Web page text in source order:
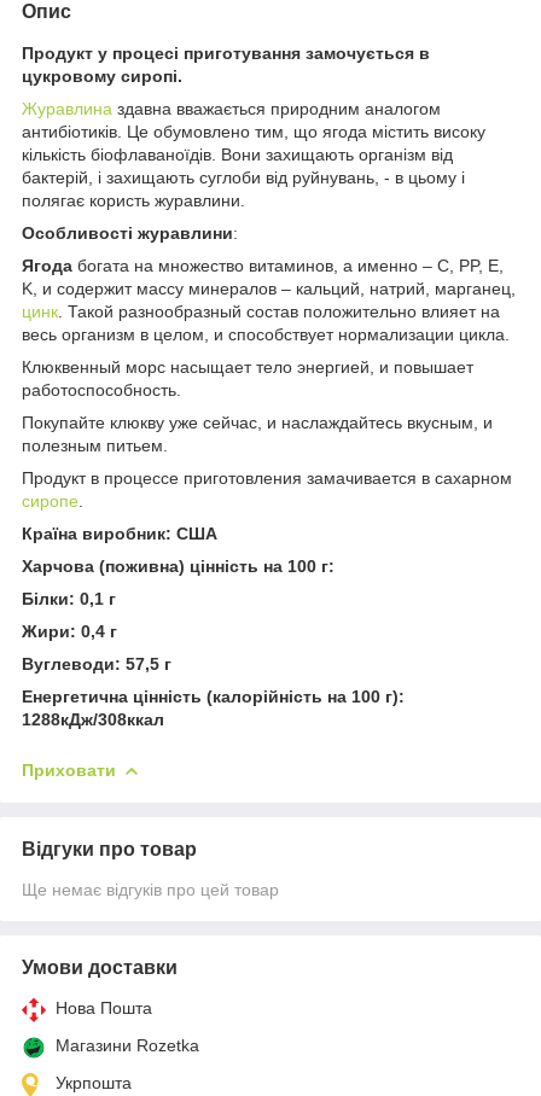
Опис
Продукт у процесі приготування замочується в
цукровому сиропі.
Журавлина здавна вважається природним аналогом
антибіотиків. Це обумовлено тим, що ягода містить високу
кількість біофлаваноїдів. Вони захищають організм від
бактерій, і захищають суглоби від руйнувань, - в цьому і
полягає користь журавлини.
Особливості журавлини:
Ягода богата на множество витаминов, а именно – C, PP, E,
K, и содержит массу минералов – кальций, натрий, марганец,
цинк . Такой разнообразный состав положительно влияет на
весь организм в целом, и способствует нормализации цикла.
Клюквенный морс насыщает тело энергией, и повышает
работоспособность.
Покупайте клюкву уже сейчас, и наслаждайтесь вкусным, и
полезным питьем.
Продукт в процессе приготовления замачивается в сахарном
сиропе
Країна виробник: США
Харчова (поживна) цінність на 100 г:
Білки: 0,1 г
Жири: 0,4 г
Вуглеводи: 57,5 г
Енергетична цінність (калорійність на 100 г):
1288кДж/308ккал
Приховати
Відгуки про товар
Ще немає відгуків про цей товар
Умови доставки
Нова Пошта
Магазини Rozetka
Укрпошта